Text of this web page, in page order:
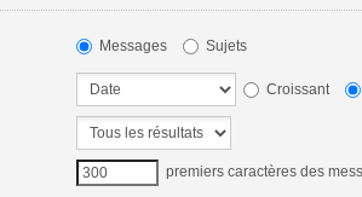
Messages Sujets
Croissant
premiers caractères des